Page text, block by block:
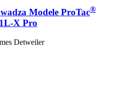
Modele ProTac®
X Pro
Detweiler